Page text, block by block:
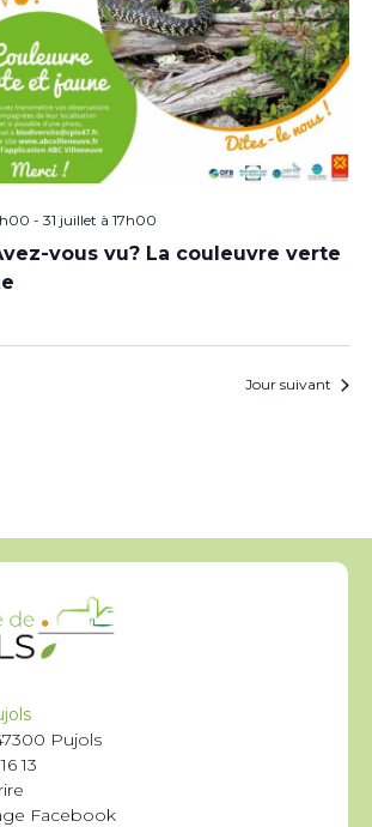
- 31 juillet à 17h00
vous vu? La couleuvre verte
Jour suivant
Pujols
13
Facebook